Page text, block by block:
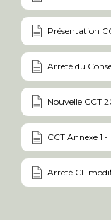
Présentation
Arrêté du
Nouvelle CCT
CCT Annexe 1
Arrêté CF